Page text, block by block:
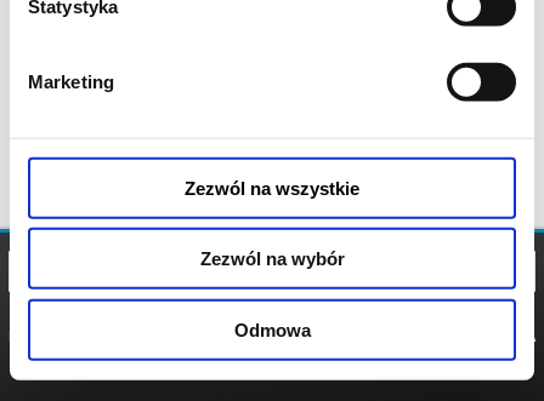
Statystyka
Marketing
Zezwól na wszystkie
Zezwól na wybór
Odmowa
POLITYKA
POLITYKA